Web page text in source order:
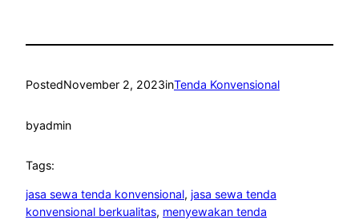
PostedNovember 2, 2023inTenda Konvensional
byadmin
Tags:
jasa sewa tenda konvensional, jasa sewa tenda
konvensional berkualitas, menyewakan tenda